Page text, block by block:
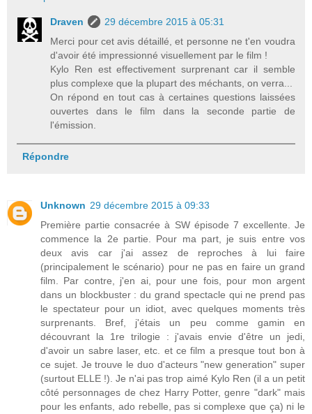
Draven
29 décembre 2015 à 05:31
Merci pour cet avis détaillé, et personne ne t'en voudra
d'avoir été impressionné visuellement par le film !
Kylo Ren est effectivement surprenant car il semble
plus complexe que la plupart des méchants, on verra...
On répond en tout cas à certaines questions laissées
ouvertes dans le film dans la seconde partie de
l'émission.
Répondre
Unknown 29 décembre 2015 à 09:33
Première partie consacrée à SW épisode 7 excellente. Je
commence la 2e partie. Pour ma part, je suis entre vos
deux avis car j'ai assez de reproches à lui faire
(principalement le scénario) pour ne pas en faire un grand
film. Par contre, j'en ai, pour une fois, pour mon argent
dans un blockbuster : du grand spectacle qui ne prend pas
le spectateur pour un idiot, avec quelques moments très
surprenants. Bref, j'étais un peu comme gamin en
découvrant la 1re trilogie : j'avais envie d'être un jedi,
d'avoir un sabre laser, etc. et ce film a presque tout bon à
ce sujet. Je trouve le duo d'acteurs "new generation" super
(surtout ELLE !). Je n'ai pas trop aimé Kylo Ren (il a un petit
côté personnages de chez Harry Potter, genre "dark" mais
pour les enfants, ado rebelle, pas si complexe que ça) ni le